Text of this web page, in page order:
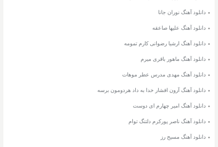
دانلود آهنگ نوران جانا
دانلود آهنگ علیها صاعقه
دانلود آهنگ ارشیا رضوانی کارم تمومه
دانلود آهنگ ماهور باقری میرم
دانلود آهنگ مهدی مدرس عطر موهات
دانلود آهنگ آرون افشار خدا به داد هردومون برسه
دانلود آهنگ امیر چهارم ای دوست
دانلود آهنگ ناصر پورکرم دلتنگ توام
دانلود آهنگ مسیح رز